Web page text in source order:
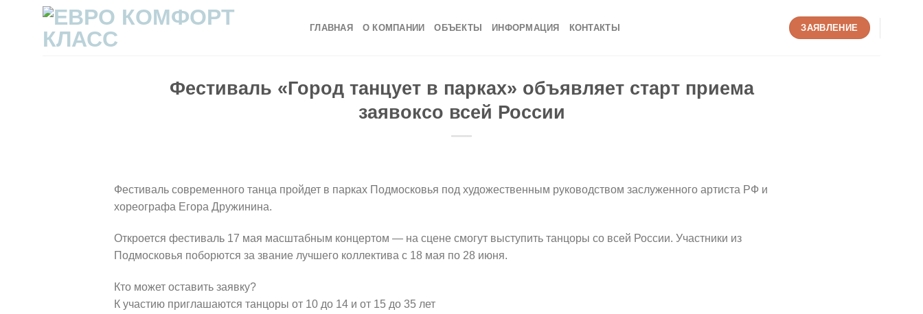
ГЛАВНАЯ О КОМПАНИИ ОБЪЕКТЫ ИНФОРМАЦИЯ КОНТАКТЫ ЗАЯВЛЕНИЕ
Фестиваль «Город танцует в парках» объявляет старт приема
заявоксо всей России
Фестиваль современного танца пройдет в парках Подмосковья под художественным руководством заслуженного артиста РФ и
хореографа Егора Дружинина.
Откроется фестиваль 17 мая масштабным концертом — на сцене смогут выступить танцоры со всей России. Участники из
Подмосковья поборются за звание лучшего коллектива с 18 мая по 28 июня.
Кто может оставить заявку?
К участию приглашаются танцоры от 10 до 14 и от 15 до 35 лет